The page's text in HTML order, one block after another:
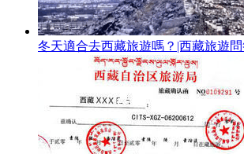
冬天適合去西藏旅遊嗎？|西藏旅遊